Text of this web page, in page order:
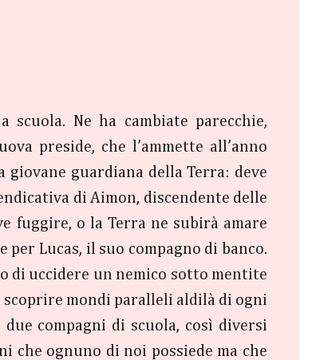
Ne ha cambiate parecchie,
preside, che l’ammette all’anno
giovane guardiana della Terra: deve
di Aimon, discendente delle
fuggire, o la Terra ne subirà amare
Lucas, il suo compagno di banco.
di uccidere un nemico sotto mentite
scoprire mondi paralleli aldilà di ogni
compagni di scuola, così diversi
che ognuno di noi possiede ma che